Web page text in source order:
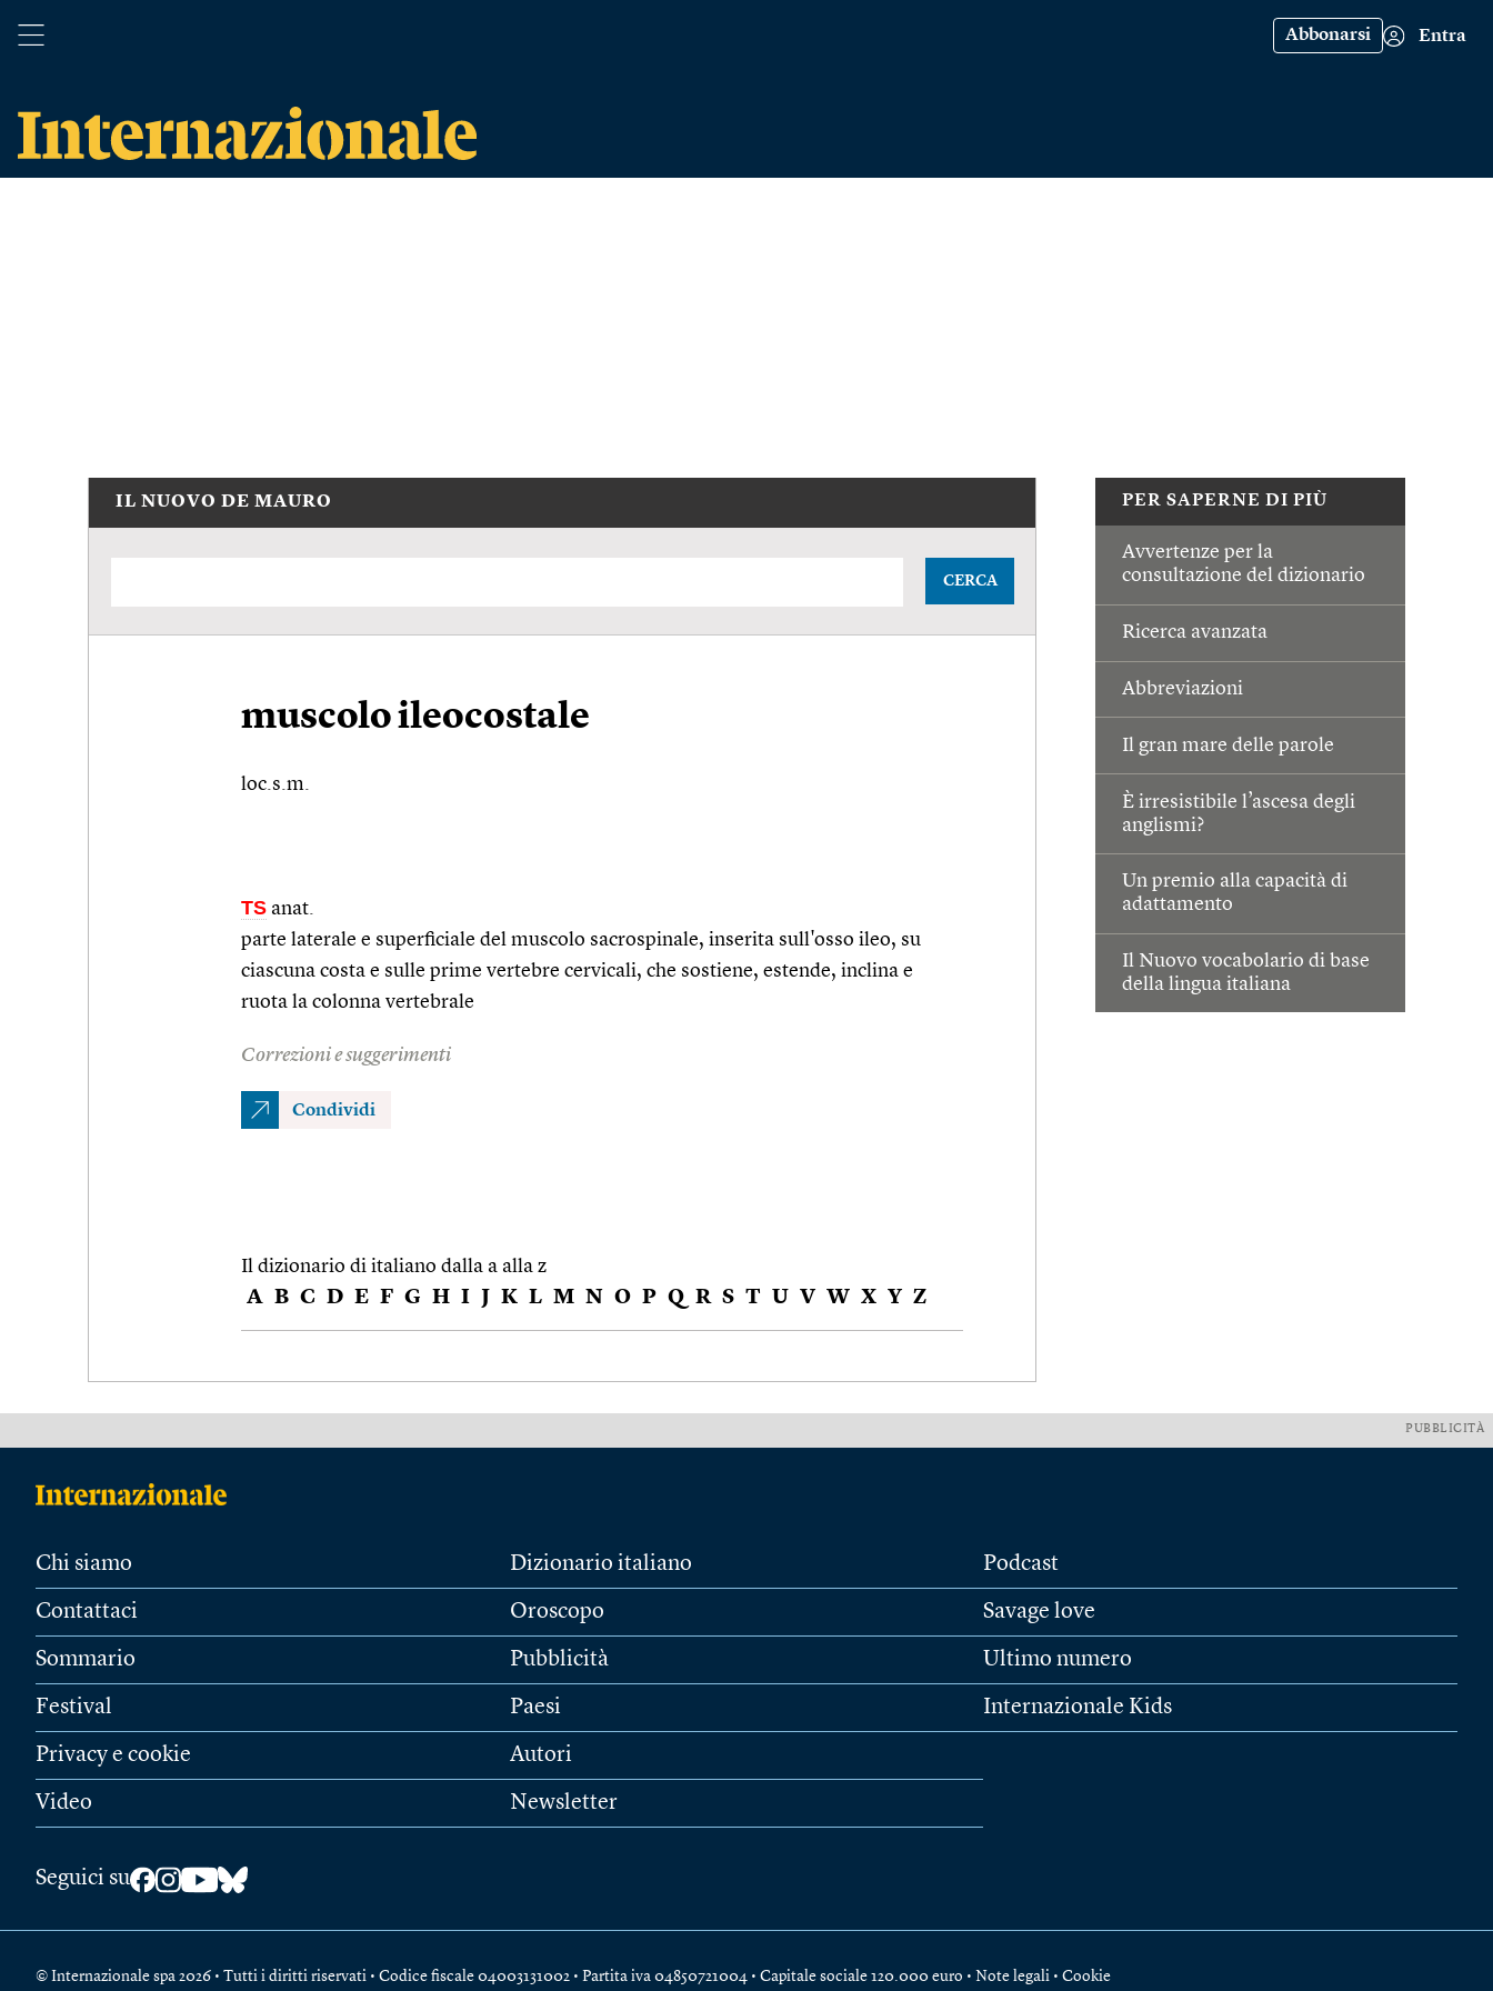
Abbonarsi Entra
PER SAPERNE DI PIÙ
Avvertenze per la
consultazione del dizionario
Ricerca avanzata
Abbreviazioni
Il gran mare delle parole
È irresistibile l’ascesa degli
anglismi?
Un premio alla capacità di
adattamento
Il Nuovo vocabolario di base
della lingua italiana
IL NUOVO DE MAURO
CERCA
muscolo ileocostale
loc.s.m.
TS anat.
parte laterale e superficiale del muscolo sacrospinale, inserita sull'osso ileo, su
ciascuna costa e sulle prime vertebre cervicali, che sostiene, estende, inclina e
ruota la colonna vertebrale
Correzioni e suggerimenti
Condividi
Il dizionario di italiano dalla a alla z
A B C D E F G H I J K L M N O P Q R S T U V W X Y Z
PUBBLICITÀ
Chi siamo
Contattaci
Sommario
Festival
Privacy e cookie
Video
Dizionario italiano
Oroscopo
Pubblicità
Paesi
Autori
Newsletter
Podcast
Savage love
Ultimo numero
Internazionale Kids
Seguici su
© Internazionale spa 2026 • Tutti i diritti riservati • Codice fiscale 04003131002 • Partita iva 04850721004 • Capitale sociale 120.000 euro • Note legali • Cookie